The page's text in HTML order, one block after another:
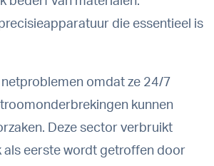
die essentieel is
omdat ze 24/7
kunnen
Deze sector verbruikt
als eerste wordt getroffen door